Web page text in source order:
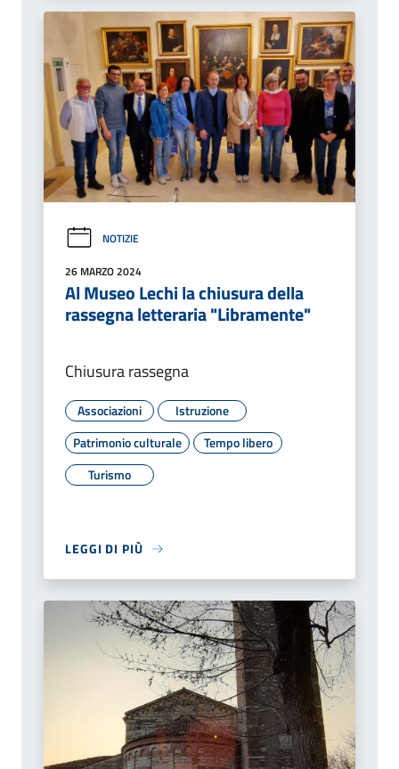
NOTIZIE
26 MARZO 2024
Al Museo Lechi la chiusura della
rassegna letteraria "Libramente"
Chiusura rassegna
Associazioni
Istruzione
Patrimonio culturale
Tempo libero
Turismo
LEGGI DI PIÙ